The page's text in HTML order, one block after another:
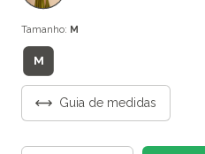
Tamanho: M
M
Guia de medidas